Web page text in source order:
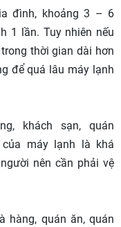
đình, khoảng 3 – 6
1 lần. Tuy nhiên nếu
thời gian dài hơn
để quá lâu máy lạnh
khách sạn, quán
máy lạnh là khá
nên cần phải vệ
hàng, quán ăn, quán